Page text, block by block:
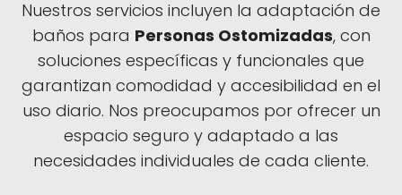
Nuestros servicios incluyen la adaptación de
baños para Personas Ostomizadas, con
soluciones específicas y funcionales que
garantizan comodidad y accesibilidad en el
uso diario. Nos preocupamos por ofrecer un
espacio seguro y adaptado a las
necesidades individuales de cada cliente.